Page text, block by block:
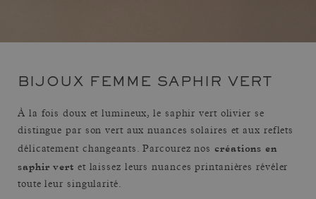
BIJOUX FEMME SAPHIR VERT
À la fois doux et lumineux, le saphir vert olivier se
distingue par son vert aux nuances solaires et aux reflets
délicatement changeants. Parcourez noscréations en
saphir vert et laissez leurs nuances printanières révéler
toute leur singularité.